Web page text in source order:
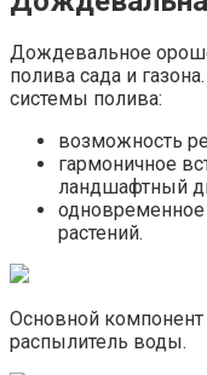
Дождевальное
полива сада и
системы полива:
возможность
гармоничное
ландшафтный
растений.
Основной
распылитель воды.